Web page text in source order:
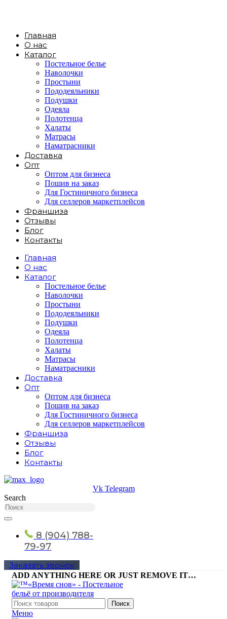
Главная
О нас
Каталог
Постельное белье
Наволочки
Простыни
Пододеяльники
Подушки
Одеяла
Полотенца
Халаты
Матрасы
Наматрасники
Доставка
Опт
Оптом для бизнеса
Пошив на заказ
Для Гостиничного бизнеса
Для селлеров маркетплейсов
Франшиза
Отзывы
Блог
Контакты
Главная
О нас
Каталог
Постельное белье
Наволочки
Простыни
Пододеяльники
Подушки
Одеяла
Полотенца
Халаты
Матрасы
Наматрасники
Доставка
Опт
Оптом для бизнеса
Пошив на заказ
Для Гостиничного бизнеса
Для селлеров маркетплейсов
Франшиза
Отзывы
Блог
Контакты
Vk Telegram
Search
8 (904) 788-
79-97
Заказать звонок
ADD ANYTHING HERE OR JUST REMOVE IT…
Поиск
Меню